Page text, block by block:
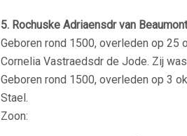
5. Rochuske Adriaensdr van Beaumont
Geboren rond 1500, overleden op 25
Cornelia Vastraedsdr de Jode. Zij
Geboren rond 1500, overleden op 3
Stael.
Zoon: